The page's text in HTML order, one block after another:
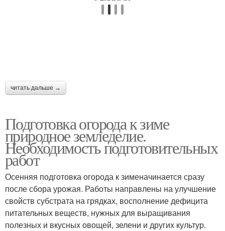
читать дальше →
Подготовка огорода к зиме
природное земледелие.
Необходимость подготовительных
работ
Осенняя подготовка огорода к зименачинается сразу
после сбора урожая. Работы направлены на улучшение
свойств субстрата на грядках, восполнение дефицита
питательных веществ, нужных для выращивания
полезных и вкусных овощей, зелени и других культур.